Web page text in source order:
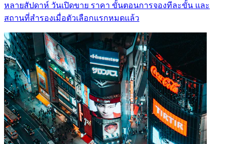
หลายสัปดาห์ วันเปิดขาย ราคา ขั้นตอนการจองทีละขั้น และ
สถานที่สำรองเมื่อตัวเลือกแรกหมดแล้ว